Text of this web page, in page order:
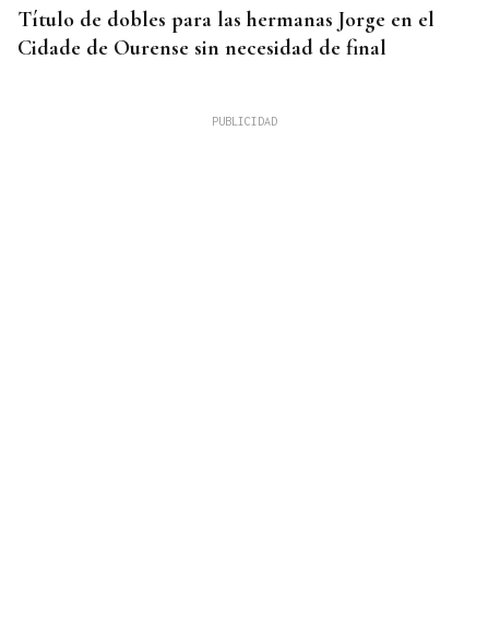
Título de dobles para las hermanas Jorge en el
Cidade de Ourense sin necesidad de final